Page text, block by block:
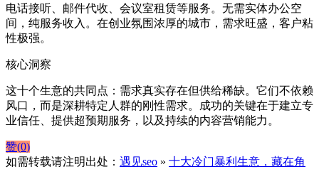
电话接听、邮件代收、会议室租赁等服务。无需实体办公空
间，纯服务收入。在创业氛围浓厚的城市，需求旺盛，客户粘
性极强。
核心洞察
这十个生意的共同点：需求真实存在但供给稀缺。它们不依赖
风口，而是深耕特定人群的刚性需求。成功的关键在于建立专
业信任、提供超预期服务，以及持续的内容营销能力。
赞(0)
如需转载请注明出处： 遇见seo » 十大冷门暴利生意，藏在角